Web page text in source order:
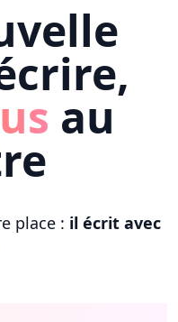
au
place : il écrit avec